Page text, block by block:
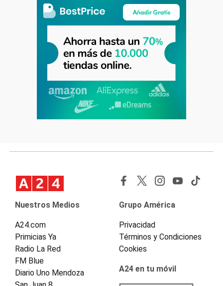
Nuestros Medios
A24.com
Primicias Ya
Radio La Red
FM Blue
Diario Uno Mendoza
Grupo América
Privacidad
Términos y Condiciones
Cookies
A24 en tu móvil